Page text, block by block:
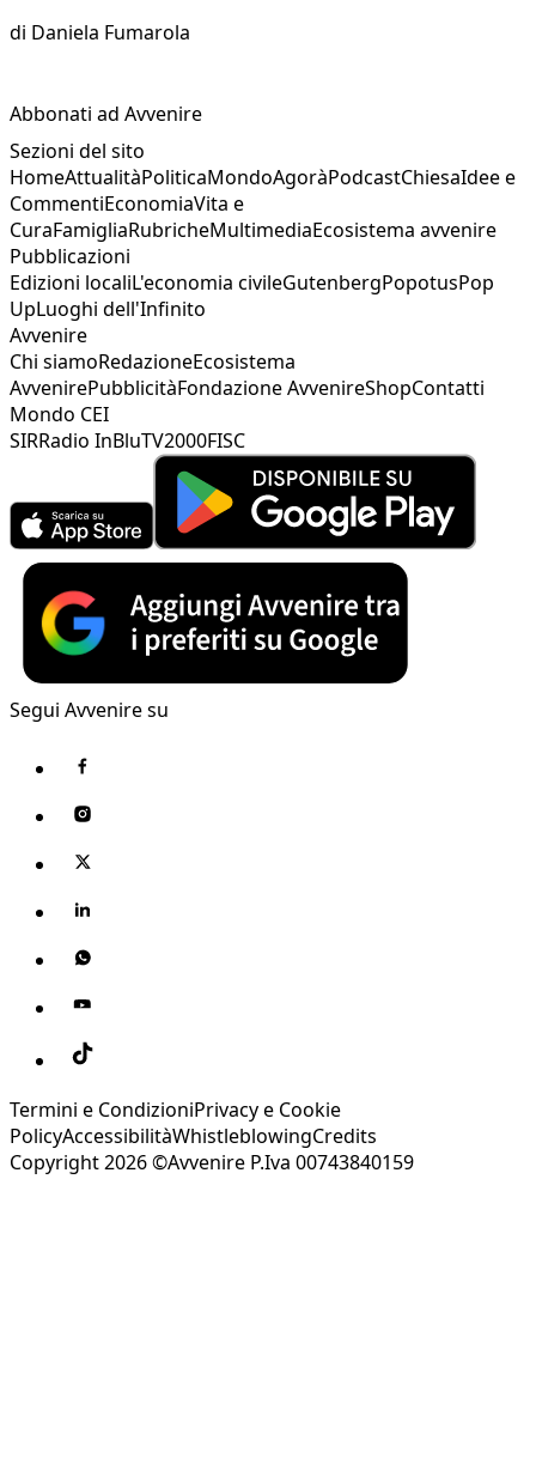
di Daniela Fumarola
Abbonati ad Avvenire
Sezioni del sito
HomeAttualitàPoliticaMondoAgoràPodcastChiesaIdee e
CommentiEconomiaVita e
CuraFamigliaRubricheMultimediaEcosistema avvenire
Pubblicazioni
Edizioni localiL'economia civileGutenbergPopotusPop
UpLuoghi dell'Infinito
Avvenire
Chi siamoRedazioneEcosistema
AvvenirePubblicitàFondazione AvvenireShopContatti
Mondo CEI
SIRRadio InBluTV2000FISC
Segui Avvenire su
Termini e CondizioniPrivacy e Cookie
PolicyAccessibilitàWhistleblowingCredits
Copyright 2026 ©Avvenire P.Iva 00743840159